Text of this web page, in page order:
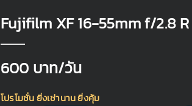
Fujifilm XF 16-55mm f/2.8 R
600 บาท/วัน
โปรโมชั่น ยิ่งเช่านาน ยิ่งคุ้ม